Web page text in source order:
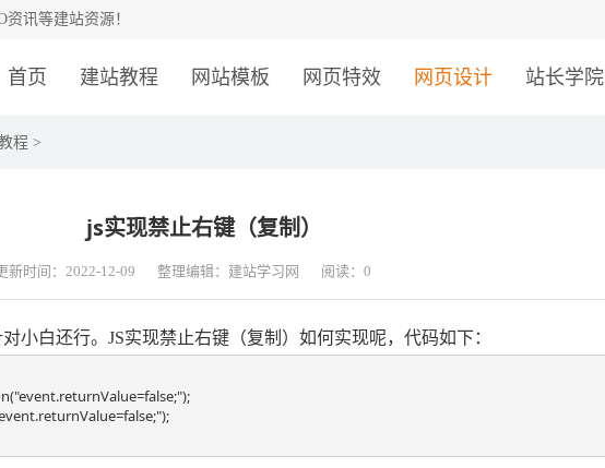
讯等建站资源！
首页 建站教程 网站模板 网页特效 网页设计 站长学院
程 >
js实现禁止右键（复制）
新时间：2022-12-09 整理编辑：建站学习网 阅读： 0
小白还行。JS实现禁止右键（复制）如何实现呢，代码如下：